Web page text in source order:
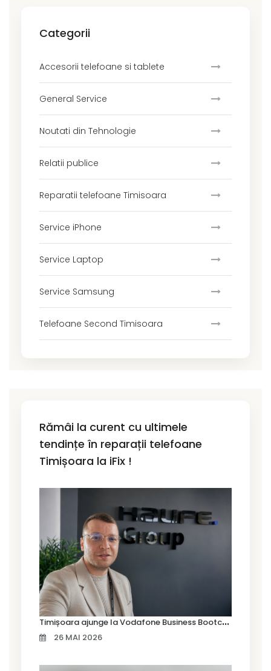
Categorii
Accesorii telefoane si tablete
General Service
Noutati din Tehnologie
Relatii publice
Reparatii telefoane Timisoara
Service iPhone
Service Laptop
Service Samsung
Telefoane Second Timisoara
Rămâi la curent cu ultimele
tendințe în reparații telefoane
Timișoara la iFix !
T
imișoara ajunge la Vodafone Business Bootcamp prin Marius Cermian de la Armour România
26 MAI 2026